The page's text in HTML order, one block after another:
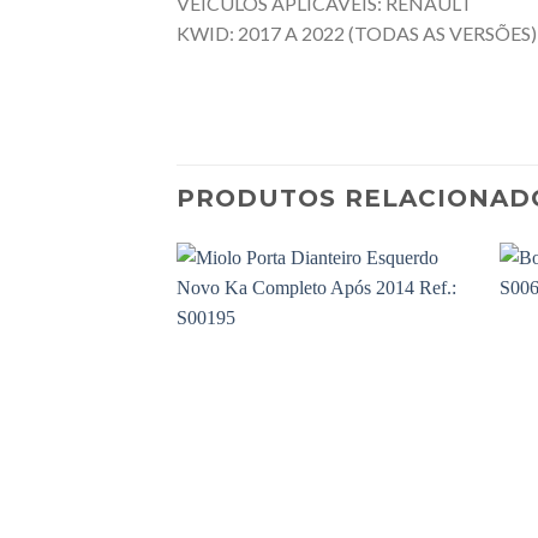
KWID: 2017 A 2022 (TODAS AS
PRODUTOS